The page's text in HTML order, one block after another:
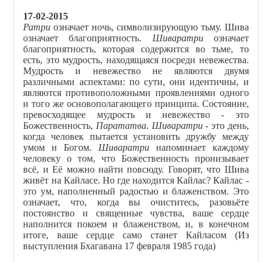
17-02-2015
Ратри означает ночь, символизирующую тьму. Шива
означает благоприятность. Шиваратриозначает
благоприятность, которая содержится во тьме, то
есть, это мудрость, находящаяся посреди невежества.
Мудрость и невежество не являются двумя
различными аспектами: по сути, они идентичны, и
являются противоположными проявлениями одного
и того же основополагающего принципа. Состояние,
превосходящее мудрость и невежество - это
Божественность, Парататва. Шиваратри- это день,
когда человек пытается установить дружбу между
умом и Богом. Шиваратринапоминает каждому
человеку о том, что Божественность пронизывает
всё, и Её можно найти повсюду. Говорят, что Шива
живёт на Кайласе. Но где находится Кайлас? Кайлас -
это ум, наполненный радостью и блаженством. Это
означает, что, когда вы очиститесь, разовьёте
постоянство и священные чувства, ваше сердце
наполнится покоем и блаженством, и, в конечном
итоге, ваше сердце само станет Кайласом (Из
выступления Бхагавана 17 февраля 1985 года)